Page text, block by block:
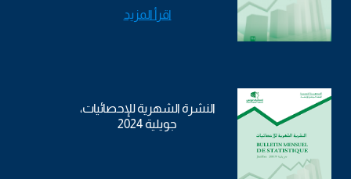
اقرأ المزيد
النشرة الشهرية للإحصائيات،
جويلية 2024